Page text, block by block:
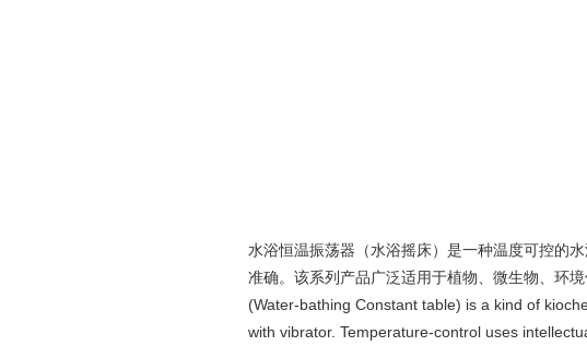
水浴恒温振荡器（水浴摇床）是一种温度可控的
准确。该系列产品广泛适用于植物、微生物、环
(Water-bathing Constant table) is a kind of
with vibrator. Temperature-control uses